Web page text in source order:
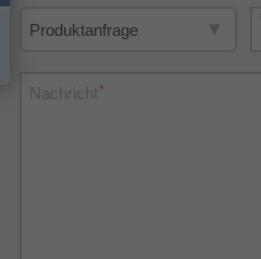
Nachricht*